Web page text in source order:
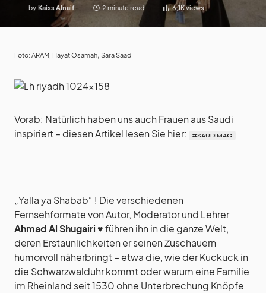
by Kaiss Alnaif 2 minute read 6,1Kviews
Foto: ARAM, Hayat Osamah, Sara Saad
Vorab: Natürlich haben uns auch Frauen aus Saudi
inspiriert – diesen Artikel lesen Sie hier:
#SAUDIMAG
„Yalla ya Shabab“ ! Die verschiedenen
Fernsehformate von Autor, Moderator und Lehrer
Ahmad Al Shugairi♥︎ führen ihn in die ganze Welt,
deren Erstaunlichkeiten er seinen Zuschauern
humorvoll näherbringt – etwa die, wie der Kuckuck in
die Schwarzwalduhr kommt oder warum eine Familie
im Rheinland seit 1530 ohne Unterbrechung Knöpfe